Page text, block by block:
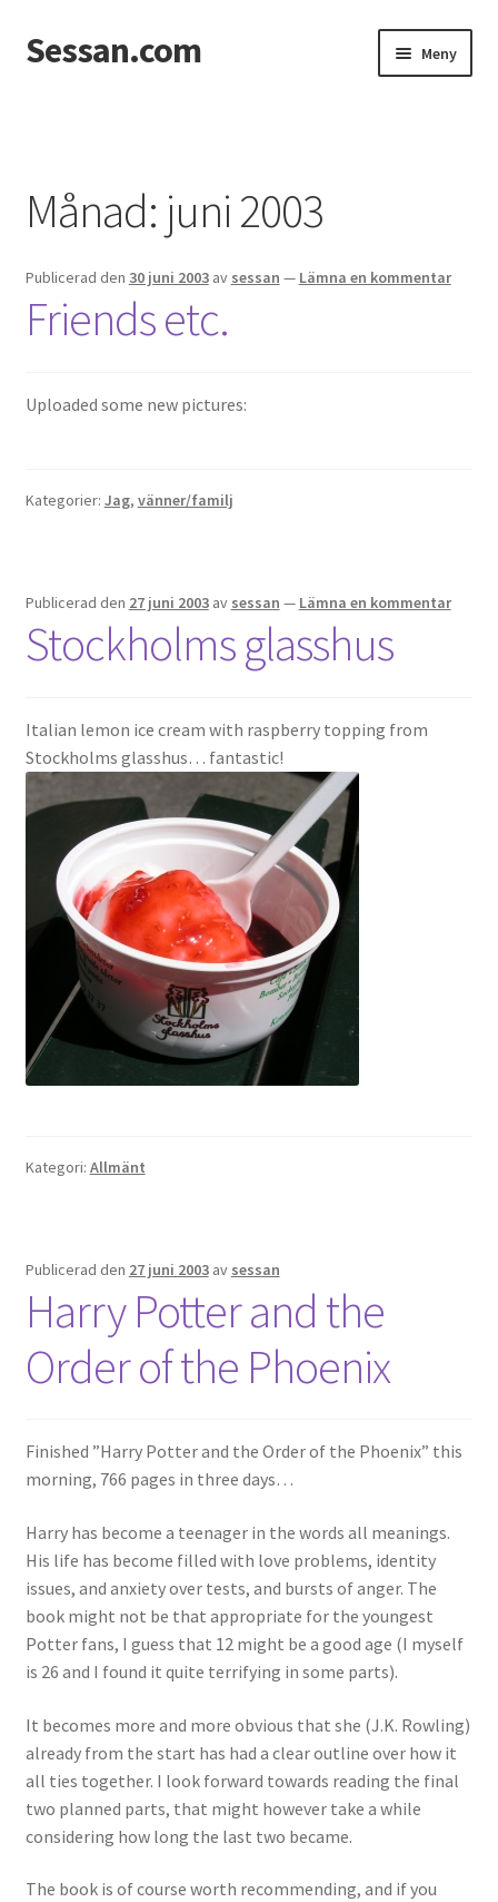
Hoppa
till
Hoppa
till
Sessan.com Meny
Integritetspolicy
Jessicas & Marcus bröllop
Ett helt fantastiskt bröllop!
Förlovning
Klädkod: Mörk kostym
Festen: Villa Ludvigsberg
Toastmaster
Barn?
Önskelista
Önska musik
OSA
Mitt konto
Webbutik
Månad: juni 2003
Publicerad den 30 juni 2003 av sessan — Lämna en kommentar
Friends etc.
Uploaded some new pictures:
Kategorier: Jag, vänner/familj
Publicerad den 27 juni 2003 av sessan — Lämna en kommentar
Stockholms glasshus
Italian lemon ice cream with raspberry topping from
Stockholms glasshus… fantastic!
Kategori: Allmänt
Publicerad den 27 juni 2003 av sessan
Harry Potter and the
Order of the Phoenix
Finished ”Harry Potter and the Order of the Phoenix” this
morning, 766 pages in three days…
Harry has become a teenager in the words all meanings.
His life has become filled with love problems, identity
issues, and anxiety over tests, and bursts of anger. The
book might not be that appropriate for the youngest
Potter fans, I guess that 12 might be a good age (I myself
is 26 and I found it quite terrifying in some parts).
It becomes more and more obvious that she (J.K. Rowling)
already from the start has had a clear outline over how it
all ties together. I look forward towards reading the final
two planned parts, that might however take a while
considering how long the last two became.
The book is of course worth recommending, and if you